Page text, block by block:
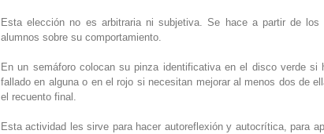
Esta elección no es arbitraria ni subjetiva. Se hace a partir de
alumnos sobre su comportamiento.
En un semáforo colocan su pinza identificativa en el disco verde
fallado en alguna o en el rojo si necesitan mejorar al menos dos de
el recuento final.
Esta actividad les sirve para hacer autoreflexión y autocrítica, para